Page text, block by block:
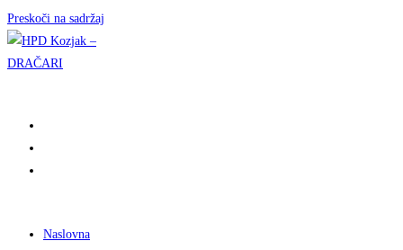
Preskoči na sadržaj
Naslovna